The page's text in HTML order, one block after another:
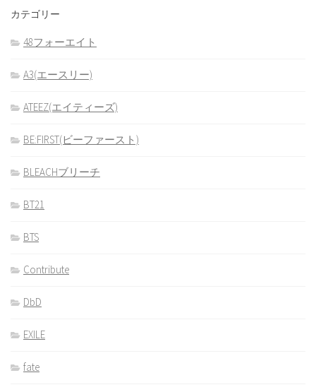
カテゴリー
48フォーエイト
A3(エースリー)
ATEEZ(エイティーズ)
BE:FIRST(ビーファースト)
BLEACHブリーチ
BT21
BTS
Contribute
DbD
EXILE
fate